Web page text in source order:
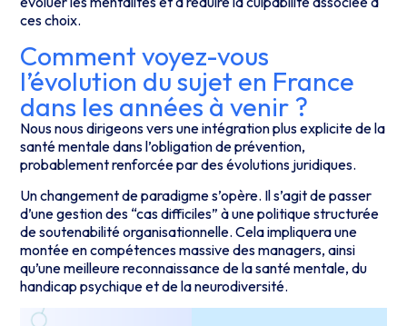
ces choix.
Comment voyez-vous
l’évolution du sujet en France
dans les années à venir ?
Nous nous dirigeons vers une intégration plus explicite de la
santé mentale dans l’obligation de prévention,
probablement renforcée par des évolutions juridiques.
Un changement de paradigme s’opère. Il s’agit de passer
d’une gestion des “cas difficiles” à une politique structurée
de soutenabilité organisationnelle. Cela impliquera une
montée en compétences massive des managers, ainsi
qu’une meilleure reconnaissance de la santé mentale, du
handicap psychique et de la neurodiversité.